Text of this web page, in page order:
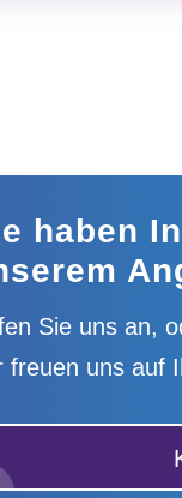
haben
Sie uns an,
freuen uns auf